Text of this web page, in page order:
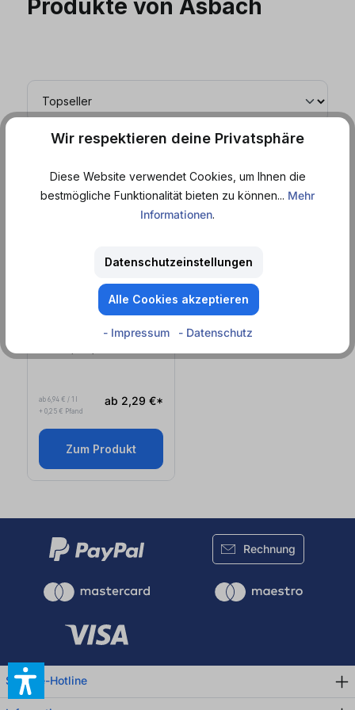
Produkte von Asbach
EINWEG
ab 6,94 € / 1 l
+ 0,25 € Pfand
ab 2,29 €*
Zum Produkt
Rechnung
Service-Hotline
Wir respektieren deine Privatsphäre
Diese Website verwendet Cookies, um Ihnen die
bestmögliche Funktionalität bieten zu können... Mehr
Informationen.
Datenschutzeinstellungen
Alle Cookies akzeptieren
- Impressum - Datenschutz